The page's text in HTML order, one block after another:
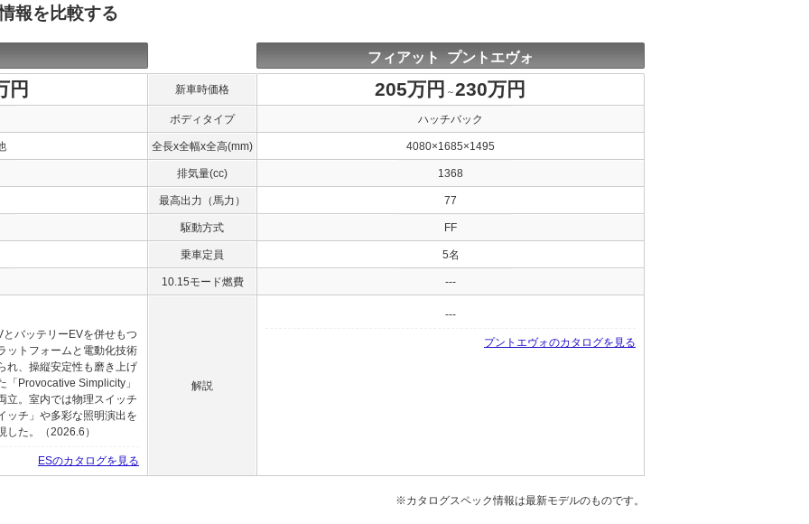
報を比較する
フィアット プントエヴォ
円 新車時価格 205万円 ～230万円
ボディタイプ ハッチバック
全長x全幅x全高(mm) 4080×1685×1495
排気量(cc) 1368
最高出力（馬力） 77
駆動方式 FF
乗車定員 5名
10.15モード燃費 ---
バッテリーEVを併せもつ
ットフォームと電動化技術
れ、操縦安定性も磨き上げ
Provocative Simplicity」
立。室内では物理スイッチ
ッチ」や多彩な照明演出を
た。（2026.6）
ESのカタログを見る
解説
---
プントエヴォのカタログを見る
※カタログスペック情報は最新モデルのものです。